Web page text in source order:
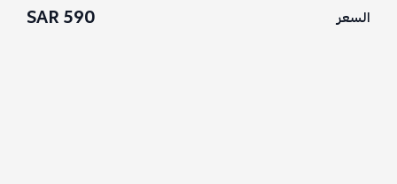
السعر 590 SAR